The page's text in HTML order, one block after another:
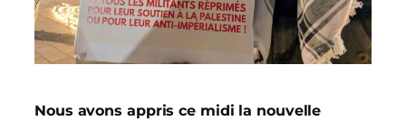
Nous avons appris ce midi la nouvelle